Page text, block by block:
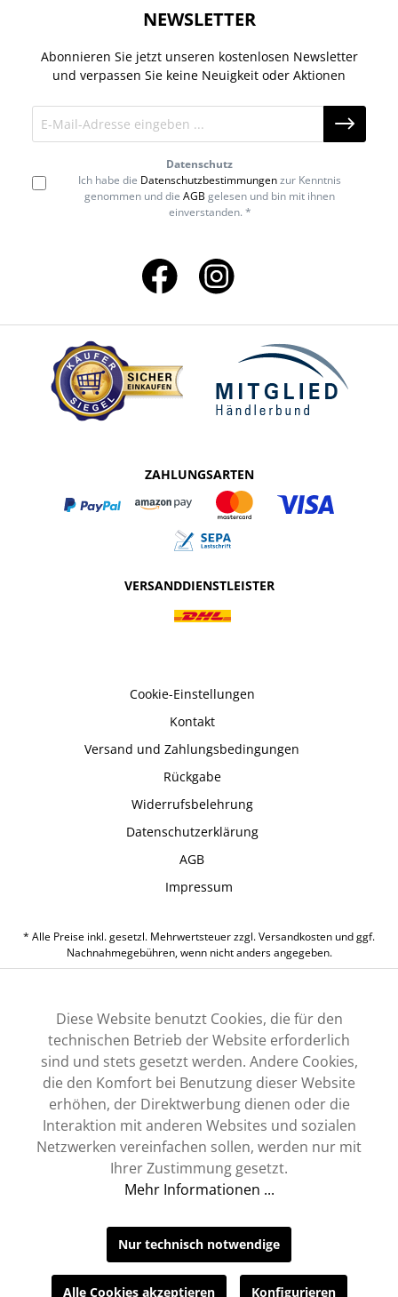
NEWSLETTER
Abonnieren Sie jetzt unseren kostenlosen Newsletter
und verpassen Sie keine Neuigkeit oder Aktionen
Datenschutz
Ich habe die Datenschutzbestimmungenzur Kenntnis
genommen und die AGB gelesen und bin mit ihnen
einverstanden. *
ZAHLUNGSARTEN
VERSANDDIENSTLEISTER
Cookie-Einstellungen
Kontakt
Versand und Zahlungsbedingungen
Rückgabe
Widerrufsbelehrung
Datenschutzerklärung
AGB
Impressum
* Alle Preise inkl. gesetzl. Mehrwertsteuer zzgl.Versandkosten und ggf.
Nachnahmegebühren, wenn nicht anders angegeben.
Diese Website benutzt Cookies, die für den
technischen Betrieb der Website erforderlich
sind und stets gesetzt werden. Andere Cookies,
die den Komfort bei Benutzung dieser Website
erhöhen, der Direktwerbung dienen oder die
Interaktion mit anderen Websites und sozialen
Netzwerken vereinfachen sollen, werden nur mit
Ihrer Zustimmung gesetzt.
Mehr Informationen ...
Nur technisch notwendige
Alle Cookies akzeptieren Konfigurieren